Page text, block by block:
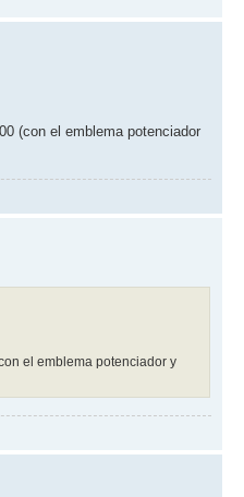
(con el emblema potenciador
el emblema potenciador y